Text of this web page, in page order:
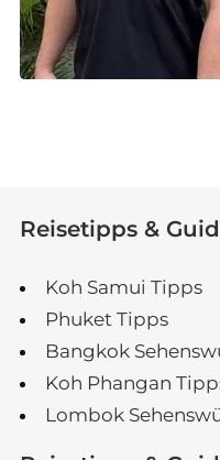
Reisetipps &
Koh Samui Tipps
Phuket Tipps
Bangkok
Koh Phangan
Lombok